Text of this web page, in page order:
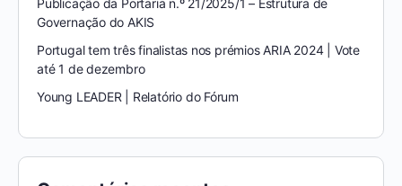
Publicação da Portaria n.º 21/2025/1 – Estrutura de
Governação do AKIS
Portugal tem três finalistas nos prémios ARIA 2024 | Vote
até 1 de dezembro
Young LEADER | Relatório do Fórum